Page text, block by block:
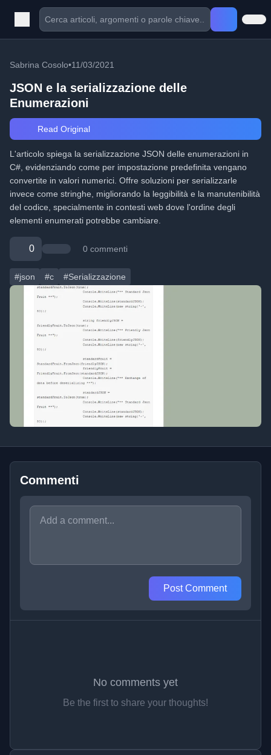
Sabrina Cosolo•11/03/2021
JSON e la serializzazione delle
Enumerazioni
Read Original
L'articolo spiega la serializzazione JSON delle enumerazioni in
C#, evidenziando come per impostazione predefinita vengano
convertite in valori numerici. Offre soluzioni per serializzarle
invece come stringhe, migliorando la leggibilità e la manutenibilità
del codice, specialmente in contesti web dove l'ordine degli
elementi enumerati potrebbe cambiare.
0 0 commenti
#json #c #Serializzazione
Commenti
Post Comment
No comments yet
Be the first to share your thoughts!